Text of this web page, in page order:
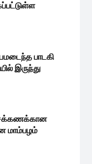
பாடகி
இருந்து
மாம்பழம்